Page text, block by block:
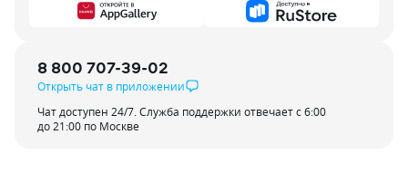
8 800 707-39-02
Открыть чат в приложении
Чат доступен 24/7. Служба поддержки отвечает с 6:00
до 21:00 по Москве